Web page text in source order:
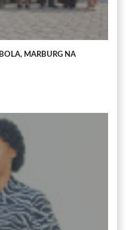
MARBURG NA